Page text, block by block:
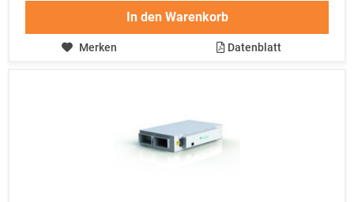
In den Warenkorb
Merken Datenblatt